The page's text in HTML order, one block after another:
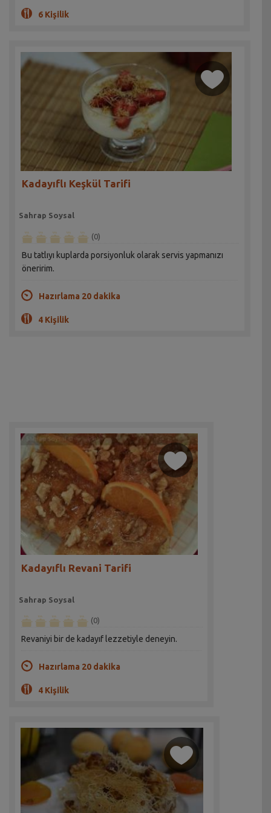
6 Kişilik
Kadayıflı Keşkül Tarifi
Sahrap Soysal
(0)
Bu tatlıyı kuplarda porsiyonluk olarak servis yapmanızı
öneririm.
Hazırlama 20 dakika
4 Kişilik
Kadayıflı Revani Tarifi
Sahrap Soysal
(0)
Revaniyi bir de kadayıf lezzetiyle deneyin.
Hazırlama 20 dakika
4 Kişilik